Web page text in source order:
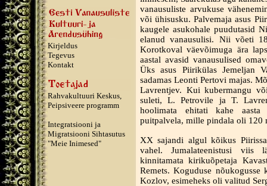
Kirjeldus
Tegevus
Kontakt
Rahvakultuuri Keskus,
Peipsiveere programm
Integratsiooni ja
Migratsiooni Sihtasutus
"Meie Inimesed"
vanausuliste arvukuse
või ühisusku. Palvemaja asus
kaugele asukohale puudutasid
elanud vanausulisi. Nii võeti
Korotkoval väevõimuga ära
aastal avasid vanausulised
Üks asus Piirikülas Jemeljan
sadamas Leonti Pertovi majas.
Lavrentjev. Kui kubermangu
suleti, L. Petrovile ja T.
hoolimata ehitati kahe aasta
puitpalvela, mille pindala oli 120
XX sajandi algul kõikus
vahel. Jumalateenistusi viis
kinnitamata kirikuõpetaja
Remets. Koguduse
Kozlov, esimeheks oli valitud